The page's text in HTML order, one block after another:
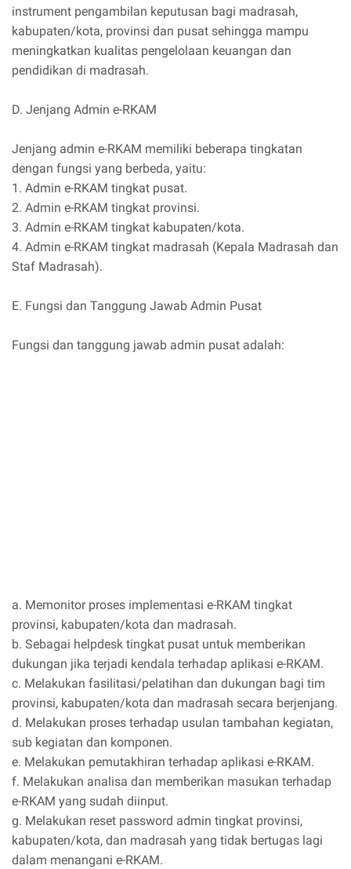
instrument pengambilan keputusan bagi madrasah,
kabupaten/kota, provinsi dan pusat sehingga mampu
meningkatkan kualitas pengelolaan keuangan dan
pendidikan di madrasah.
D. Jenjang Admin e-RKAM
Jenjang admin e-RKAM memiliki beberapa tingkatan
dengan fungsi yang berbeda, yaitu:
1. Admin e-RKAM tingkat pusat.
2. Admin e-RKAM tingkat provinsi.
3. Admin e-RKAM tingkat kabupaten/kota.
4. Admin e-RKAM tingkat madrasah (Kepala Madrasah dan
Staf Madrasah).
E. Fungsi dan Tanggung Jawab Admin Pusat
Fungsi dan tanggung jawab admin pusat adalah:
a. Memonitor proses implementasi e-RKAM tingkat
provinsi, kabupaten/kota dan madrasah.
b. Sebagai helpdesk tingkat pusat untuk memberikan
dukungan jika terjadi kendala terhadap aplikasi e-RKAM.
c. Melakukan fasilitasi/pelatihan dan dukungan bagi tim
provinsi, kabupaten/kota dan madrasah secara berjenjang.
d. Melakukan proses terhadap usulan tambahan kegiatan,
sub kegiatan dan komponen.
e. Melakukan pemutakhiran terhadap aplikasi e-RKAM.
f. Melakukan analisa dan memberikan masukan terhadap
e-RKAM yang sudah diinput.
g. Melakukan reset password admin tingkat provinsi,
kabupaten/kota, dan madrasah yang tidak bertugas lagi
dalam menangani e-RKAM.